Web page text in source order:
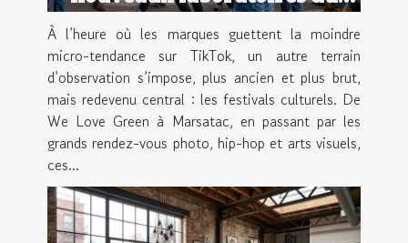
style urbain
À l’heure où les marques guettent la moindre
micro-tendance sur TikTok, un autre terrain
d’observation s’impose, plus ancien et plus brut,
mais redevenu central : les festivals culturels. De
We Love Green à Marsatac, en passant par les
grands rendez-vous photo, hip-hop et arts visuels,
ces...